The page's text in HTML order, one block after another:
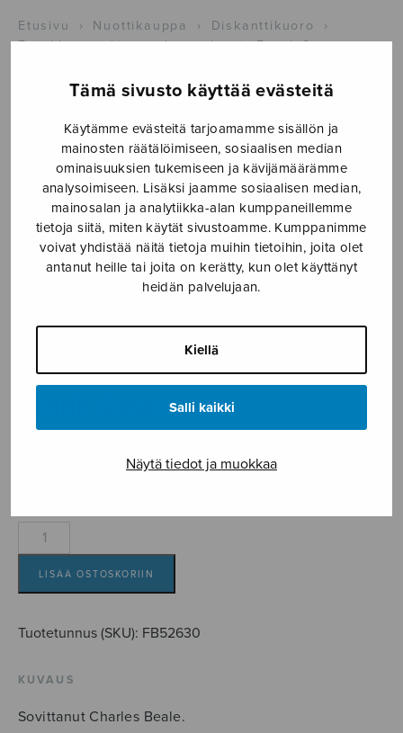
Tämä sivusto käyttää evästeitä
Käytämme evästeitä tarjoamamme sisällön ja
mainosten räätälöimiseen, sosiaalisen median
ominaisuuksien tukemiseen ja kävijämäärämme
analysoimiseen. Lisäksi jaamme sosiaalisen median,
mainosalan ja analytiikka-alan kumppaneillemme
tietoja siitä, miten käytät sivustoamme. Kumppanimme
voivat yhdistää näitä tietoja muihin tietoihin, joita olet
antanut heille tai joita on kerätty, kun olet käyttänyt
heidän palvelujaan.
Kiellä
Salli kaikki
Näytä tiedot ja muokkaa
Etusivu › Nuottikauppa › Diskanttikuoro
›
Frankly speaking – three classic Frank Sinatra
Frankly speaking
– three classic
Frank Sinatra
hits, SA + piano
Frankly
speaking
three
hits,
SA
LISÄÄ OSTOSKORIIN
Tuotetunnus (SKU): FB52630
KUVAUS
Sovittanut Charles Beale.